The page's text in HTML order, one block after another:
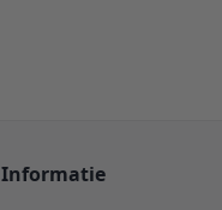
Informatie